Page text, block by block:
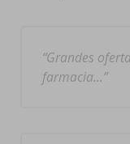
Grandes
farmacia…